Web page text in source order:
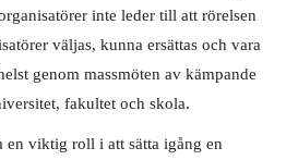
inte leder till att rörelsen
väljas, kunna ersättas och vara
genom massmöten av kämpande
fakultet och skola.
en viktig roll i att sätta igång en